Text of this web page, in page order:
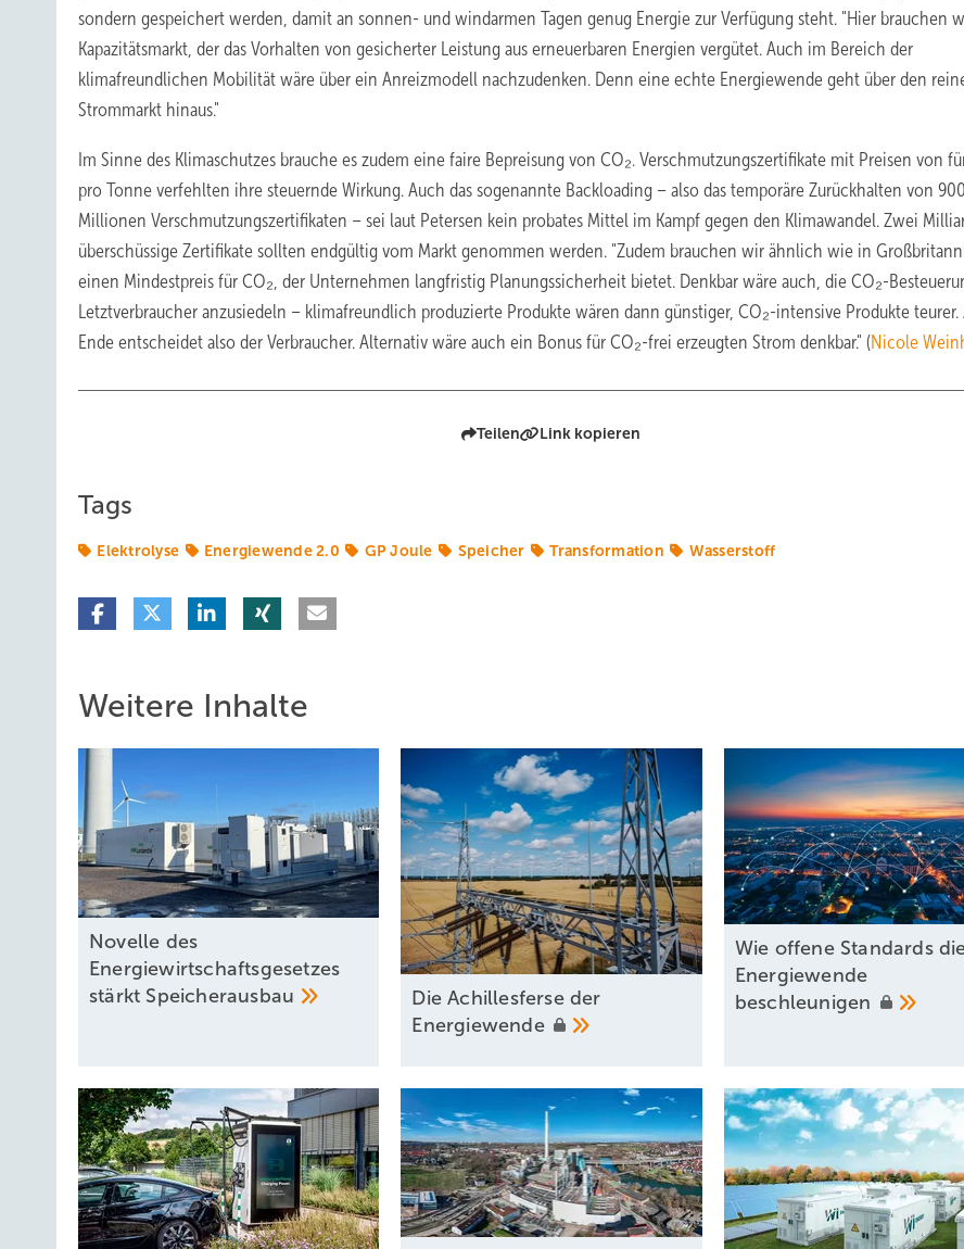
sondern gespeichert werden, damit an sonnen- und windarmen Tagen genug Energie zur Verfügung steht. "Hier brauchen
Kapazitätsmarkt, der das Vorhalten von gesicherter Leistung aus erneuerbaren Energien vergütet. Auch im Bereich der
klimafreundlichen Mobilität wäre über ein Anreizmodell nachzudenken. Denn eine echte Energiewende geht über den
Strommarkt hinaus."
Im Sinne des Klimaschutzes brauche es zudem eine faire Bepreisung von CO₂. Verschmutzungszertifikate mit Preisen von
pro Tonne verfehlten ihre steuernde Wirkung. Auch das sogenannte Backloading – also das temporäre Zurückhalten von 900
Millionen Verschmutzungszertifikaten – sei laut Petersen kein probates Mittel im Kampf gegen den Klimawandel. Zwei
überschüssige Zertifikate sollten endgültig vom Markt genommen werden. "Zudem brauchen wir ähnlich wie in
einen Mindestpreis für CO₂, der Unternehmen langfristig Planungssicherheit bietet. Denkbar wäre auch, die CO₂-
Letztverbraucher anzusiedeln – klimafreundlich produzierte Produkte wären dann günstiger, CO₂-intensive Produkte teurer.
Ende entscheidet also der Verbraucher. Alternativ wäre auch ein Bonus für CO₂-frei erzeugten Strom denkbar." (Nicole
Teilen Link kopieren
Tags
Elektrolyse Energiewende 2.0 GP Joule Speicher Transformation Wasserstoff
Weitere Inhalte
Novelle des
Energiewirtschaftsgesetzes
stärkt Speicherausbau
D ie A chillesferse der
Energiewende
Wie offene Standards
Energiewende
beschleunigen